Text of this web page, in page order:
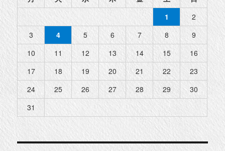
1
2
3
4 5 6 7 8
9
10
11 12 13 14 15
16
17
18 19 20 21 22
23
24
25 26 27 28 29
30
31